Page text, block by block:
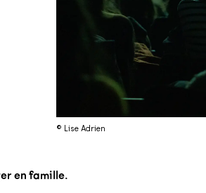
© Lise Adrien
en famille.